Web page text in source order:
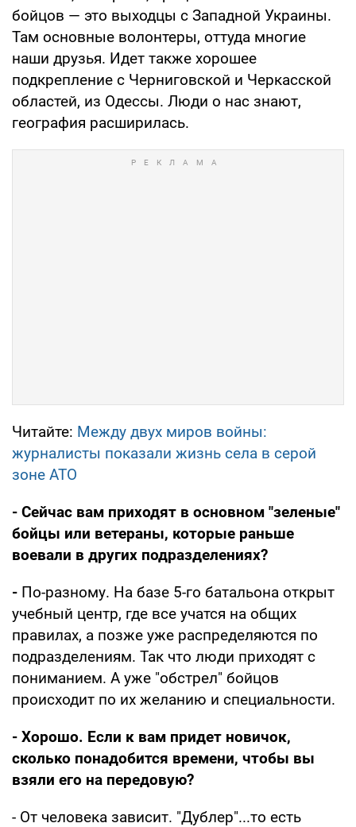
бойцов — это выходцы с Западной Украины.
Там основные волонтеры, оттуда многие
наши друзья. Идет также хорошее
подкрепление с Черниговской и Черкасской
областей, из Одессы. Люди о нас знают,
география расширилась.
Читайте: Между двух миров войны:
журналисты показали жизнь села в серой
зоне АТО
- Сейчас вам приходят в основном "зеленые"
бойцы или ветераны, которые раньше
воевали в других подразделениях?
- По-разному. На базе 5-го батальона открыт
учебный центр, где все учатся на общих
правилах, а позже уже распределяются по
подразделениям. Так что люди приходят с
пониманием. А уже "обстрел" бойцов
происходит по их желанию и специальности.
- Хорошо. Если к вам придет новичок,
сколько понадобится времени, чтобы вы
взяли его на передовую?
- От человека зависит. "Дублер"...то есть